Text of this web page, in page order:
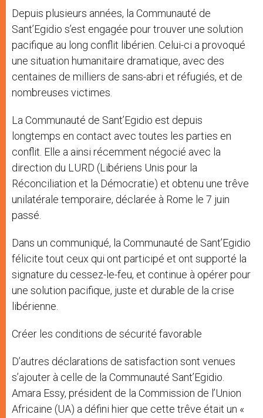
Depuis plusieurs années, la Communauté de
Sant’Egidio s’est engagée pour trouver une solution
pacifique au long conflit libérien. Celui-ci a provoqué
une situation humanitaire dramatique, avec des
centaines de milliers de sans-abri et réfugiés, et de
nombreuses victimes.
La Communauté de Sant’Egidio est depuis
longtemps en contact avec toutes les parties en
conflit. Elle a ainsi récemment négocié avec la
direction du LURD (Libériens Unis pour la
Réconciliation et la Démocratie) et obtenu une trêve
unilatérale temporaire, déclarée à Rome le 7 juin
passé.
Dans un communiqué, la Communauté de Sant’Egidio
félicite tout ceux qui ont participé et ont supporté la
signature du cessez-le-feu, et continue à opérer pour
une solution pacifique, juste et durable de la crise
libérienne.
Créer les conditions de sécurité favorable
D’autres déclarations de satisfaction sont venues
s’ajouter à celle de la Communauté Sant’Egidio.
Amara Essy, président de la Commission de l’Union
Africaine (UA) a défini hier que cette trêve était un «